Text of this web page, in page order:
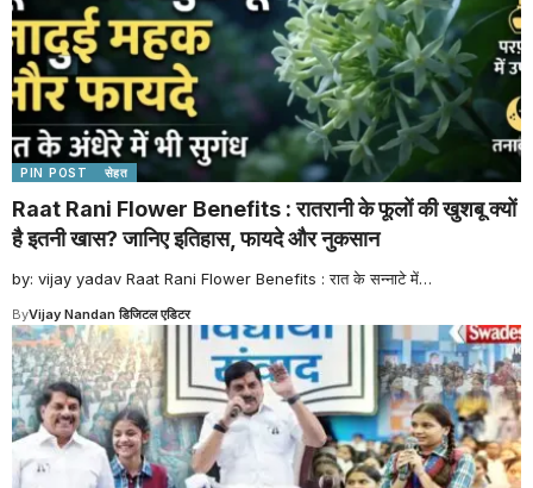
PIN POST सेहत
Raat Rani Flower Benefits : रातरानी के फूलों की खुशबू क्यों
है इतनी खास? जानिए इतिहास, फायदे और नुकसान
by: vijay yadav Raat Rani Flower Benefits : रात के सन्नाटे में…
ByVijay Nandan डिजिटल एडिटर